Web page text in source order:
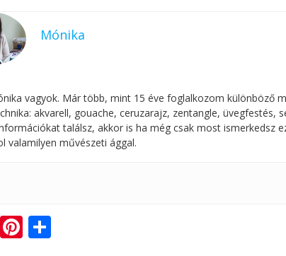
Mónika
vagyok. Már több, mint 15 éve foglalkozom különböző
akvarell, gouache, ceruzarajz, zentangle, üvegfestés,
találsz, akkor is ha még csak most ismerkedsz
valamilyen művészeti ággal.
M Pi